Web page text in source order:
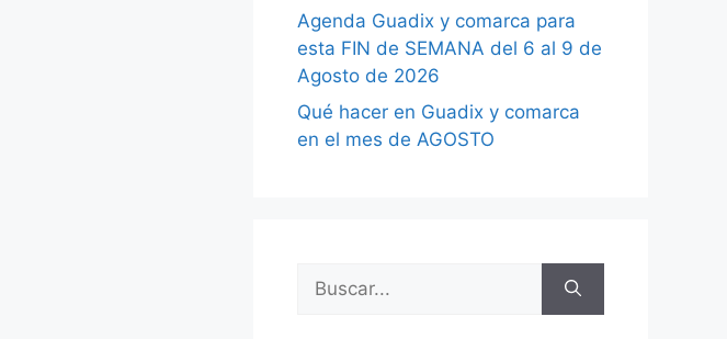
Agenda Guadix y comarca para
esta FIN de SEMANA del 6 al 9 de
Agosto de 2026
Qué hacer en Guadix y comarca
en el mes de AGOSTO
Buscar: